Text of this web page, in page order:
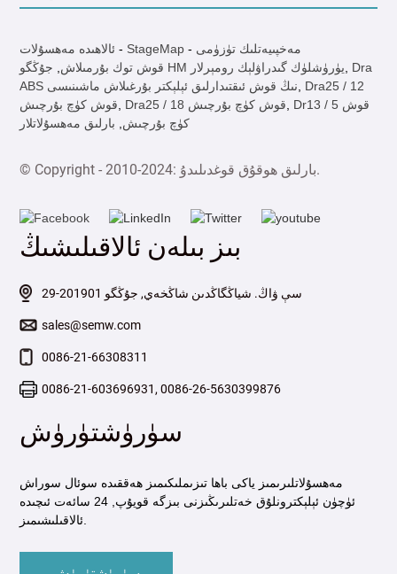
ئالاھىدە مەھسۇلات - StageMap - مەخپىيەتلىك تۈزۈمى
قوش توك بۇرمىلاش, جۇڭگو HM يۈرۈشلۈك گىدراۋلېك رومېرلار, Dra
ABS نىڭ قوش ئىقتىدارلىق ئېلېكتر بۇرغىلاش ماشىنىسى, Dra25 / 12
قوش كۈچ بۇرچىش, Dra25 / 18 قوش كۈچ بۇرچىش, Dr13 / 5 قوش
كۈچ بۇرچىش, بارلىق مەھسۇلاتلار
© Copyright - 2010-2024: بارلىق ھوقۇق قوغدىلىدۇ.
بىز بىلەن ئالاقىلىشىڭ
29-سې ۋاڭ. شياڭگاڭدىن شاڭخەي, جۇڭگو 201901
sales@semw.com
0086-21-66308311
0086-21-603696931, 0086-26-5630399876
سۈرۈشتۈرۈش
مەھسۇلاتلىرىمىز ياكى باھا تىزىملىكىمىز ھەققىدە سوئال سوراش
ئۈچۈن ئېلېكترونلۇق خەتلىرىڭىزنى بىزگە قويۇپ, 24 سائەت ئىچىدە